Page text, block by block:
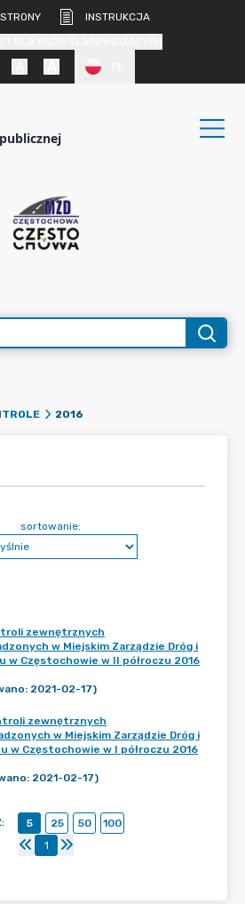
INSTRUKCJA
2016
sortowanie:
zewnętrznych
w Miejskim Zarządzie Dróg i
w Częstochowie w II półroczu 2016
2021-02-17)
zewnętrznych
w Miejskim Zarządzie Dróg i
w Częstochowie w I półroczu 2016
2021-02-17)
: 5 25 50
100
1